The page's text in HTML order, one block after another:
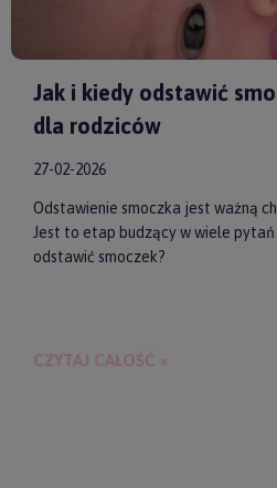
Jak i kiedy odstawić
dla rodziców
27-02-2026
Odstawienie smoczka jest ważną
Jest to etap budzący w wiele
odstawić smoczek?
CZYTAJ CAŁOŚĆ »